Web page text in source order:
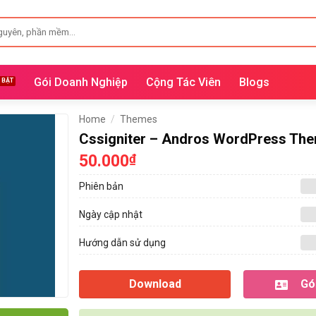
Gói Doanh Nghiệp Cộng Tác Viên Blogs
Home / Themes
Cssigniter – Andros WordPress
50.000₫
Phiên bản
Ngày cập nhật
Hướng dẫn sử dụng
Download